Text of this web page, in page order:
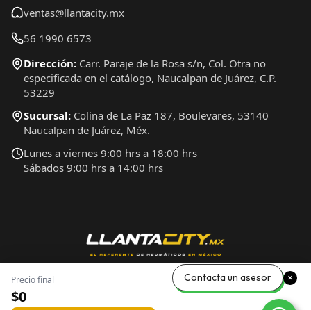
Precio final
$0
ventas@llantacity.mx
56 1990 6573
Dirección: Carr. Paraje de la Rosa s/n, Col. Otra no
especificada en el catálogo, Naucalpan de Juárez, C.P.
53229
Sucursal: Colina de La Paz 187, Boulevares, 53140
Naucalpan de Juárez, Méx.
Lunes a viernes 9:00 hrs a 18:00 hrs
Sábados 9:00 hrs a 14:00 hrs
Contacta un asesor